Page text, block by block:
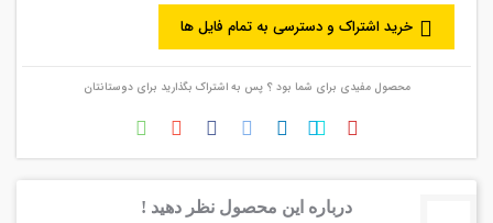
خرید اشتراک و دسترسی به تمام فایل ها
محصول مفیدی برای شما بود ؟ پس به اشتراک بگذارید برای دوستانتان
درباره این محصول نظر دهید !